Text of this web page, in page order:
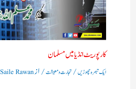
کارپوریٹ انڈیا میں مسلمان
ایک تبصرہ چھوڑیں/تجارت و معیشت/ ازSaile Rawan